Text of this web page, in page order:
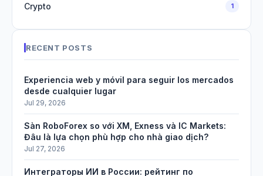
Crypto 1
RECENT POSTS
Experiencia web y móvil para seguir los mercados
desde cualquier lugar
Jul 29, 2026
Sàn RoboForex so với XM, Exness và IC Markets:
Đâu là lựa chọn phù hợp cho nhà giao dịch?
Jul 27, 2026
Интеграторы ИИ в России: рейтинг по